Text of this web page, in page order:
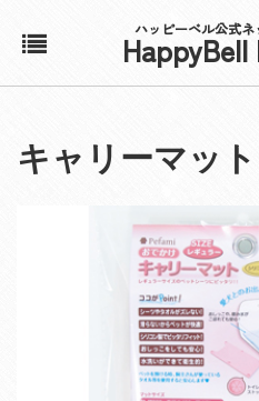
ハッピーベル公式
HappyBell
アカウント
キャリーマッ